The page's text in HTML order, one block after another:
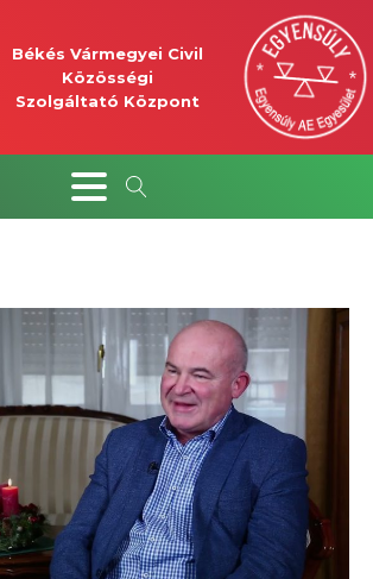
Békés Vármegyei Civil
Közösségi
Szolgáltató Központ